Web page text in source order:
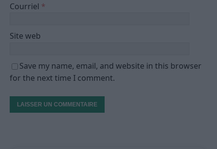
Courriel *
Site web
Save my name, email, and website in this browser
for the next time I comment.